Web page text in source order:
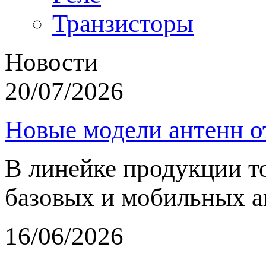
Транзисторы
Новости
20/07/2026
Новые модели антенн
В линейке продукции
базовых и мобильных
16/06/2026